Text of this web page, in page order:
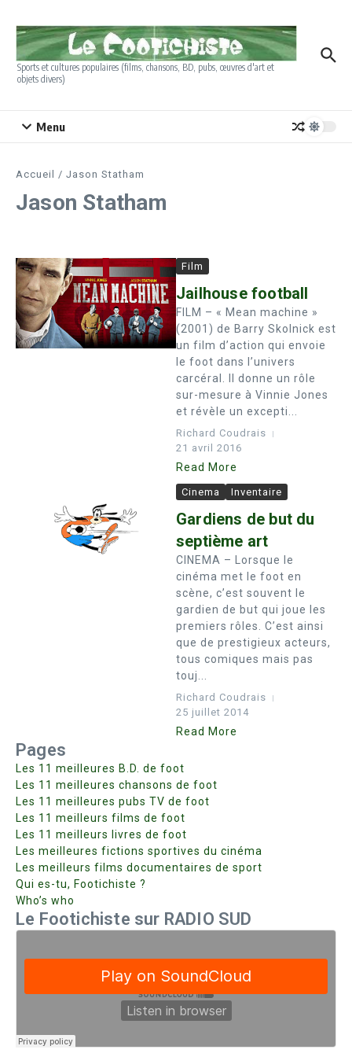
Sports et cultures populaires (films, chansons, BD, pubs, œuvres d'art et
objets divers)
Menu
Accueil / Jason Statham
Jason Statham
Film
Jailhouse football
FILM – « Mean machine »
(2001) de Barry Skolnick est
un film d’action qui envoie
le foot dans l’univers
carcéral. Il donne un rôle
sur-mesure à Vinnie Jones
et révèle un excepti...
Richard Coudrais
21 avril 2016
Read More
Cinema Inventaire
Gardiens de but du
septième art
CINEMA – Lorsque le
cinéma met le foot en
scène, c’est souvent le
gardien de but qui joue les
premiers rôles. C’est ainsi
que de prestigieux acteurs,
tous comiques mais pas
touj...
Richard Coudrais
25 juillet 2014
Read More
Pages
Les 11 meilleures B.D. de foot
Les 11 meilleures chansons de foot
Les 11 meilleures pubs TV de foot
Les 11 meilleurs films de foot
Les 11 meilleurs livres de foot
Les meilleures fictions sportives du cinéma
Les meilleurs films documentaires de sport
Qui es-tu, Footichiste ?
Who’s who
Le Footichiste sur RADIO SUD